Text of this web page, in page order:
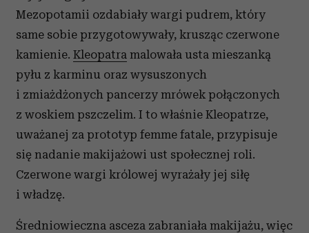
Mezopotamii ozdabiały wargi pudrem, który
same sobie przygotowywały, krusząc czerwone
kamienie. Kleopatra malowała usta mieszanką
pyłu z karminu oraz wysuszonych
i zmiażdżonych pancerzy mrówek połączonych
z woskiem pszczelim. I to właśnie Kleopatrze,
uważanej za prototyp femme fatale, przypisuje
się nadanie makijażowi ust społecznej roli.
Czerwone wargi królowej wyrażały jej siłę
i władzę.
Średniowieczna asceza zabraniała makijażu, więc